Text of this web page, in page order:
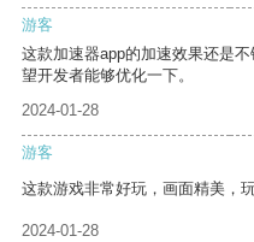
游客
这款加速器app的加速效果还是
望开发者能够优化一下。
2024-01-28
游客
这款游戏非常好玩，画面精美，玩
2024-01-28